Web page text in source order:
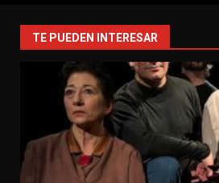
TE PUEDEN INTERESAR